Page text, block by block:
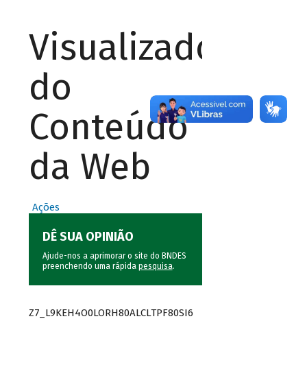
Visualizador
do
Conteúdo
da Web
Ações
DÊ SUA OPINIÃO
Ajude-nos a aprimorar o site do BNDES
preenchendo uma rápida pesquisa.
Z7_L9KEH4O0LORH80ALCLTPF80SI6